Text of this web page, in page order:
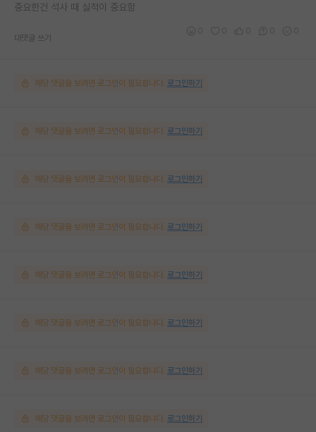
중요한건 석사 때 실적이 중요함
대댓글 쓰기
해당 댓글을 보려면 로그인이 필요합니다. 로그인하기
해당 댓글을 보려면 로그인이 필요합니다. 로그인하기
해당 댓글을 보려면 로그인이 필요합니다. 로그인하기
해당 댓글을 보려면 로그인이 필요합니다. 로그인하기
해당 댓글을 보려면 로그인이 필요합니다. 로그인하기
해당 댓글을 보려면 로그인이 필요합니다. 로그인하기
해당 댓글을 보려면 로그인이 필요합니다. 로그인하기
해당 댓글을 보려면 로그인이 필요합니다. 로그인하기